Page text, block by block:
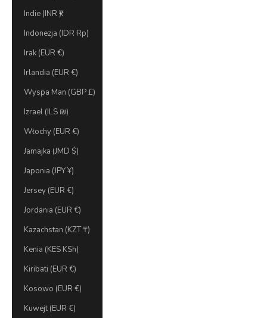
Indie (INR ₹)
Indonezja (IDR Rp)
Irak (EUR €)
Irlandia (EUR €)
Wyspa Man (GBP £)
Izrael (ILS ₪)
Włochy (EUR €)
Jamajka (JMD $)
Japonia (JPY ¥)
Jersey (EUR €)
Jordania (EUR €)
Kazachstan (KZT ₸)
Kenia (KES KSh)
Kiribati (EUR €)
Kosowo (EUR €)
Kuwejt (EUR €)